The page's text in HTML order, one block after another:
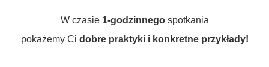
W czasie 1-godzinnegospotkania
pokażemy Ci dobre praktyki i konkretne przykłady!